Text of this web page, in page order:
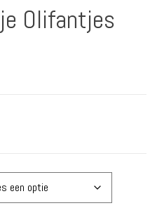
Olifantjes